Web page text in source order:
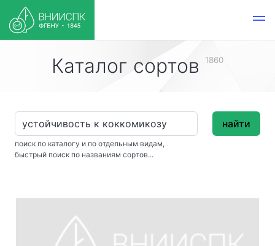
Каталог сортов 1860
поиск по каталогу и по отдельным видам,
быстрый поиск по названиям сортов...
найти